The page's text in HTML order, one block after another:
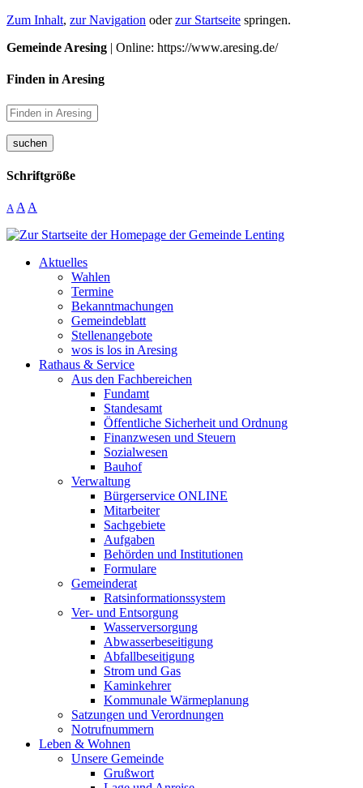
Zum Inhalt, zur Navigation oderzur Startseite springen.
Gemeinde Aresing | Online: https://www.aresing.de/
Finden in Aresing
suchen
Schriftgröße
A A A
Aktuelles
Wahlen
Termine
Bekanntmachungen
Gemeindeblatt
Stellenangebote
wos is los in Aresing
Rathaus & Service
Aus den Fachbereichen
Fundamt
Standesamt
Öffentliche Sicherheit und Ordnung
Finanzwesen und Steuern
Sozialwesen
Bauhof
Verwaltung
Bürgerservice ONLINE
Mitarbeiter
Sachgebiete
Aufgaben
Behörden und Institutionen
Formulare
Gemeinderat
Ratsinformationssystem
Ver- und Entsorgung
Wasserversorgung
Abwasserbeseitigung
Abfallbeseitigung
Strom und Gas
Kaminkehrer
Kommunale Wärmeplanung
Satzungen und Verordnungen
Notrufnummern
Leben & Wohnen
Unsere Gemeinde
Grußwort